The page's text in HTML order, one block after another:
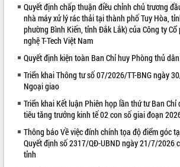
Khám bệnh, cấp phát thuốc miễn phí
và tặng quà người dân xã Cư Pui
Hội nghị UBND tỉnh Đắk Lắk thường kỳ
tháng 7/2026
Lễ truy tặng danh hiệu “Bà Mẹ Việt
Nam Anh hùng” và trao Huân chương
Lao động
UBND tỉnh Đắk Lắk triển khai nhiệm
vụ 6 tháng cuối năm 2026
Kỳ họp thứ Hai, Hội đồng nhân dân
Quyết định chấp thuận điều chỉnh chủ trương
nhà máy xử lý rác thải tại thành phố Tuy Hòa,
phường Bình Kiến, tỉnh Đắk Lắk) của Công ty
nghệ T-Tech Việt Nam
Quyết định kiện toàn Ban Chỉ huy Phòng thủ
Triển khai Thông tư số 07/2026/TT-BNG ngày
Ngoại giao
Triển khai Kết luận Phiên họp lần thứ tư Ban Chỉ
tiêu tăng trưởng kinh tế 02 con số giai đoạn
Thông báo Về việc đính chính tọa độ điểm góc
Quyết định số 2317/QĐ-UBND ngày 21/7/2026
tỉnh